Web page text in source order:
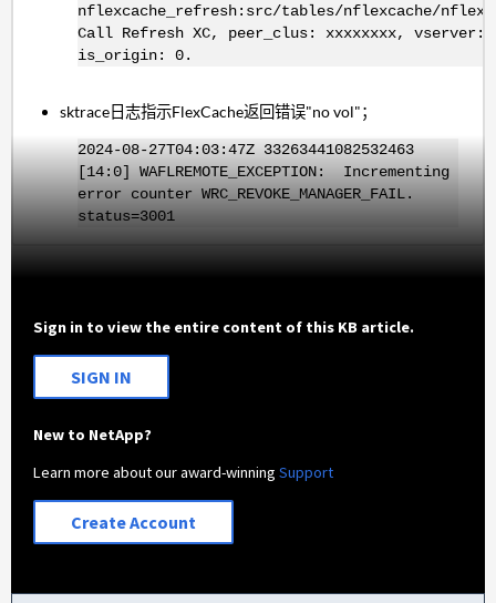
nflexcache_refresh:src/tables/nflexcache/
Call Refresh XC, peer_clus: xxxxxxxx, vserver:
is_origin: 0.
sktrace日志指示FlexCache返回错误"no vol"；
2024-08-27T04:03:47Z 33263441082532463
[14:0] WAFLREMOTE_EXCEPTION: Incrementing
error counter WRC_REVOKE_MANAGER_FAIL.
status=3001
Sign in to view the entire content of this KB article.
SIGN IN
New to NetApp?
Learn more about our award-winningSupport
Create Account